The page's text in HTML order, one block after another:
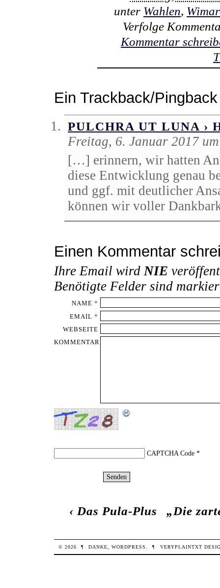
unter Wahlen,
Verfolge
Kommentar
Ein Trackback/Pingback
PULCHRA UT LUNA ›
Freitag, 6. Januar 2017
[…] erinnern, wir hatten
diese Entwicklung genau
und ggf. mit deutlicher
können wir voller
Einen Kommentar
Ihre Email wirdNIE
Benötigte Felder sind
NAME *
EMAIL *
WEBSEITE
KOMMENTAR
CAPTCHA Code*
‹ Das Pula-Plus „Die
© 2026 ¶ DANKE,WORDPRESS ¶ VERYPLAINTXT